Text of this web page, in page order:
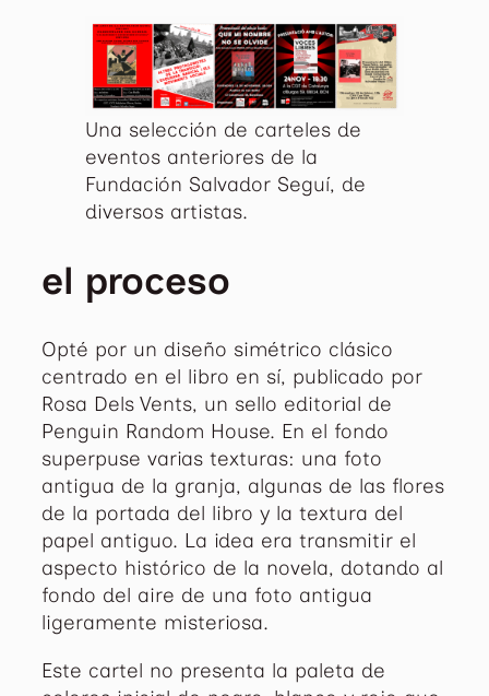
Una selección de carteles de
eventos anteriores de la
Fundación Salvador Seguí, de
diversos artistas.
el proceso
Opté por un diseño simétrico clásico
centrado en el libro en sí, publicado por
Rosa Dels Vents, un sello editorial de
Penguin Random House. En el fondo
superpuse varias texturas: una foto
antigua de la granja, algunas de las flores
de la portada del libro y la textura del
papel antiguo. La idea era transmitir el
aspecto histórico de la novela, dotando al
fondo del aire de una foto antigua
ligeramente misteriosa.
Este cartel no presenta la paleta de